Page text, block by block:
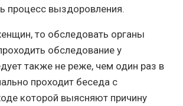
процесс выздоровления.
то обследовать органы
обследование у
также не реже, чем один раз в
проходит беседа с
которой выясняют причину